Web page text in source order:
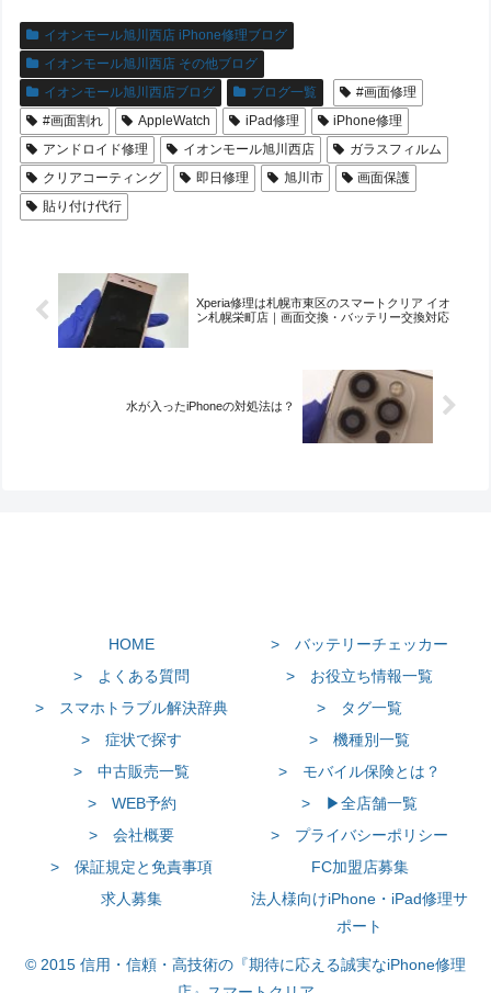
イオンモール旭川西店 iPhone修理ブログ
イオンモール旭川西店 その他ブログ
イオンモール旭川西店ブログ
ブログ一覧
#画面修理
#画面割れ
AppleWatch iPad修理
iPhone修理
アンドロイド修理
イオンモール旭川西店
ガラスフィルム
クリアコーティング
即日修理 旭川市
画面保護
貼り付け代行
Xperia修理は札幌市東区のスマートクリア イオ
ン札幌栄町店｜画面交換・バッテリー交換対応
水が入ったiPhoneの対処法は？
HOME
> バッテリーチェッカー
> よくある質問
> お役立ち情報一覧
> スマホトラブル解決辞典
> タグ一覧
> 症状で探す
> 機種別一覧
> 中古販売一覧
> モバイル保険とは？
> WEB予約
> ▶全店舗一覧
> 会社概要
> プライバシーポリシー
> 保証規定と免責事項
FC加盟店募集
求人募集
法人様向けiPhone・iPad修理サ
ポート
© 2015 信用・信頼・高技術の『期待に応える誠実なiPhone修理